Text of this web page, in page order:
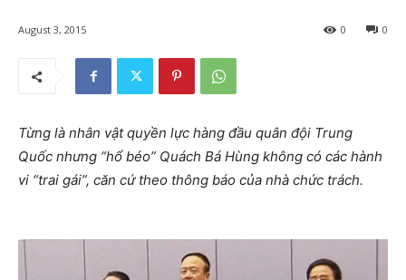
August 3, 2015 0
0
Từng là nhân vật quyền lực hàng đầu quân đội Trung
Quốc nhưng “hổ béo” Quách Bá Hùng không có các hành
vi “trai gái”, căn cứ theo thông báo của nhà chức trách.